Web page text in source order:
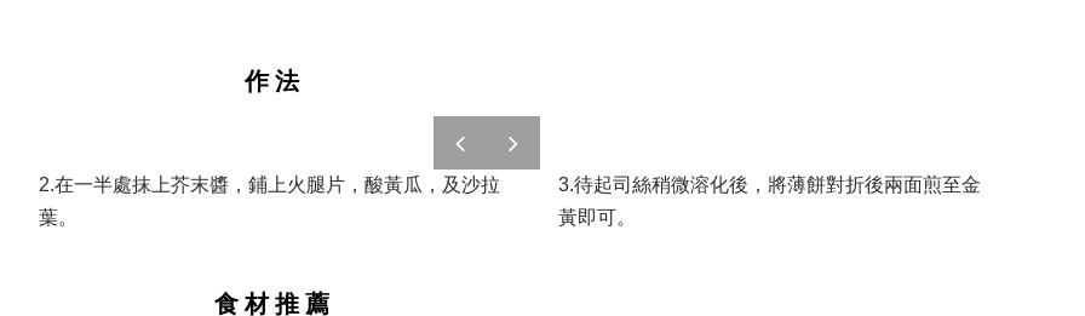
作 法
prev next
2.在一半處抹上芥末醬，鋪上火腿片，酸黃瓜，及沙拉
葉。
3.待起司絲稍微溶化後，將薄餅對折後兩面煎至金
黃即可。
食 材 推 薦